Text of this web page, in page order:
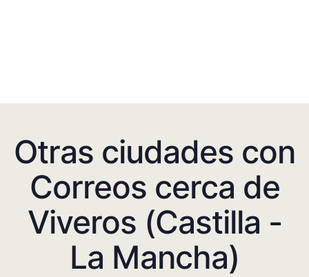
Otras ciudades con
Correos cerca de
Viveros (Castilla -
La Mancha)